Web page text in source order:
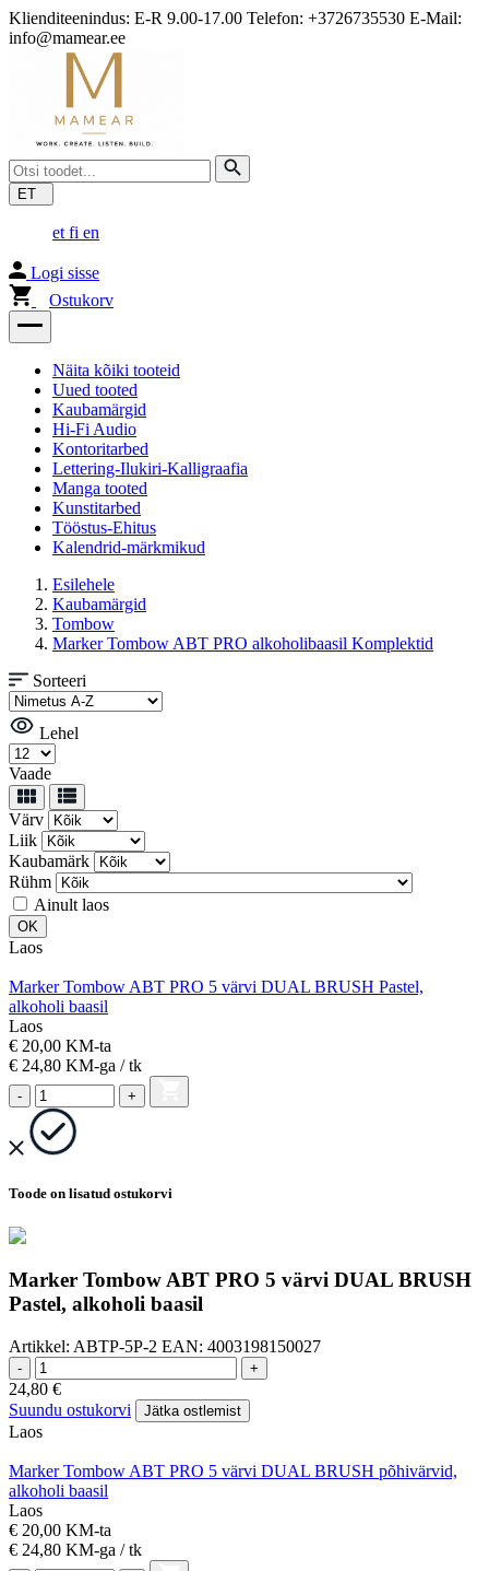
Klienditeenindus: E-R 9.00-17.00 Telefon: +3726735530 E-Mail:
info@mamear.ee
ET
et fi en
Logi sisse
Ostukorv
Näita kõiki tooteid
Uued tooted
Kaubamärgid
Hi-Fi Audio
Kontoritarbed
Lettering-Ilukiri-Kalligraafia
Manga tooted
Kunstitarbed
Tööstus-Ehitus
Kalendrid-märkmikud
Esilehele
Kaubamärgid
Tombow
Marker Tombow ABT PRO alkoholibaasil Komplektid
Sorteeri
Lehel
Vaade
Värv
Liik
Kaubamärk
Rühm
Ainult laos
Laos
Marker Tombow ABT PRO 5 värvi DUAL BRUSH Pastel,
alkoholi baasil
Laos
€ 20,00 KM-ta
€ 24,80 KM-ga / tk
- +
Toode on lisatud ostukorvi
Marker Tombow ABT PRO 5 värvi DUAL BRUSH
Pastel, alkoholi baasil
Artikkel: ABTP-5P-2 EAN: 4003198150027
- +
24,80 €
Suundu ostukorvi
Jätka ostlemist
Laos
Marker Tombow ABT PRO 5 värvi DUAL BRUSH põhivärvid,
alkoholi baasil
Laos
€ 20,00 KM-ta
€ 24,80 KM-ga / tk